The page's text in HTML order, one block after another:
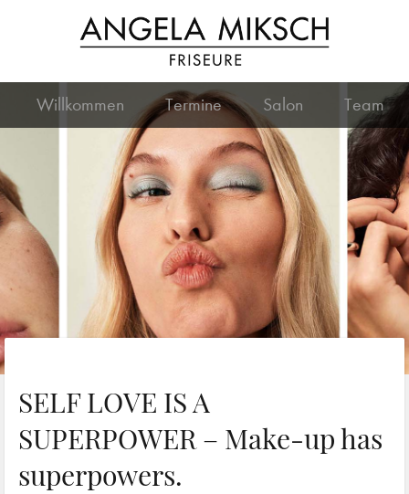
Willkommen Termine Salon Team
SELF LOVE IS A
SUPERPOWER – Make-up has
superpowers.